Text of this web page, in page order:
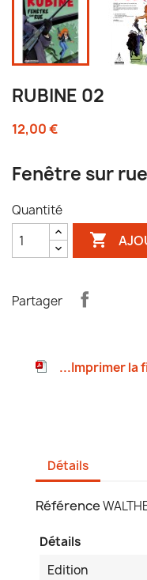
RUBINE 02
12,00 €
Fenêtre sur
Quantité

Partager
...Imprimer la
Détails
Référence
Détails
Edition